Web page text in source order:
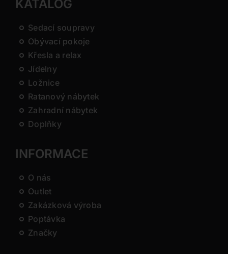
KATALOG
Sedací soupravy
Obývací pokoje
Křesla a relax
Jídelny
Ložnice
Ratanový nábytek
Zahradní nábytek
Doplňky
INFORMACE
O nás
Outlet
Zakázková výroba
Poptávka
Značky